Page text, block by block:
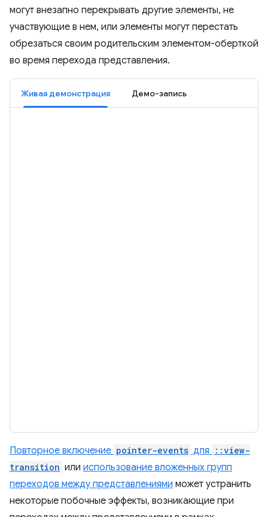
могут внезапно перекрывать другие элементы, не
участвующие в нем, или элементы могут перестать
обрезаться своим родительским элементом-оберткой
во время перехода представления.
Живая демонстрация Демо-запись
Повторное включение pointer-events для
::view-
transition или использование вложенных групп
переходов между представлениями может устранить
некоторые побочные эффекты, возникающие при